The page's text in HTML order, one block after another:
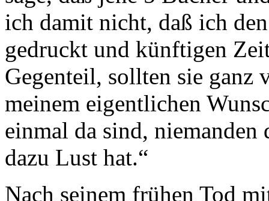
ich damit nicht, daß ich
gedruckt und künftigen
Gegenteil, sollten sie ganz
meinem eigentlichen
einmal da sind, niemanden
dazu Lust hat.“
Nach seinem frühen Tod